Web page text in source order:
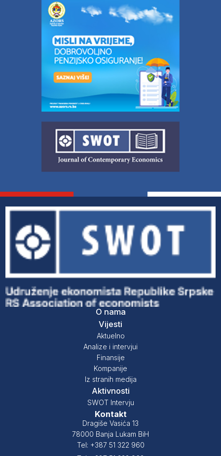
O nama
Vijesti
Aktuelno
Analize i intervjui
Finansije
Kompanije
Iz stranih medija
Aktivnosti
SWOT Intervju
Kontakt
Dragiše Vasića 13
78000 Banja Lukam BiH
Tel: +387 51 322 960